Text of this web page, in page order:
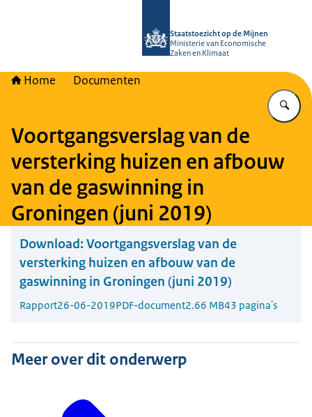
Staatstoezicht op de Mijnen
Ministerie van Economische
Zaken en Klimaat
Home Documenten
Voortgangsverslag van de
versterking huizen en afbouw
van de gaswinning in
Groningen (juni 2019)
Download: Voortgangsverslag van de
versterking huizen en afbouw van de
gaswinning in Groningen (juni 2019)
Rapport26-06-2019PDF-document2.66 MB43 pagina's
Meer over dit onderwerp